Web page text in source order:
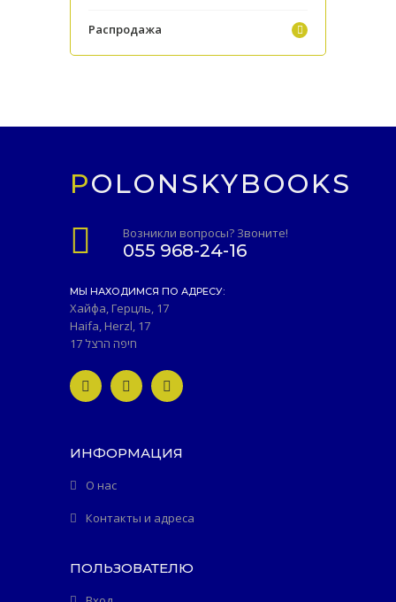
Распродажа
POLONSKYBOOKS
Возникли вопросы? Звоните!
055 968-24-16
МЫ НАХОДИМСЯ ПО АДРЕСУ:
Хайфа, Герцль, 17
Haifa, Herzl, 17
חיפה הרצל 17
ИНФОРМАЦИЯ
О нас
Контакты и адреса
ПОЛЬЗОВАТЕЛЮ